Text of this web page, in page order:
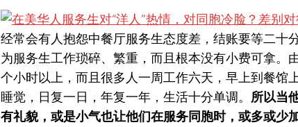
经常会有人抱怨中餐厅服务生态度差，结账要等二十
为服务生工作琐碎、繁重，而且根本没有小费可拿。
个小时以上，而且很多人一周工作六天，早上到餐馆
睡觉，日复一日，年复一年，生活十分单调。 所以当
有礼貌，或是小气也让他们在服务同胞时，或多或少